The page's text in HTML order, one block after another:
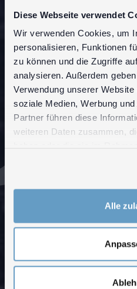
Diese Webseite verwendet
Wir verwenden Cookies, um
personalisieren, Funktionen
zu können und die Zugriffe
analysieren. Außerdem
Verwendung unserer
soziale Medien, Werbung
Partner führen diese
weiteren Daten zusammen,
Alle
VERKÄUFLICHE WERKE
Commedia
Alighieri
Im Centro zu